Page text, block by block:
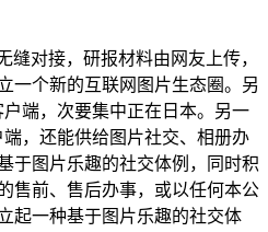
对接，研报材料由网友上传，
一个新的互联网图片生态圈。另
端，次要集中正在日本。另一
，还能供给图片社交、相册办
于图片乐趣的社交体例，同时积
售前、售后办事，或以任何本公
起一种基于图片乐趣的社交体